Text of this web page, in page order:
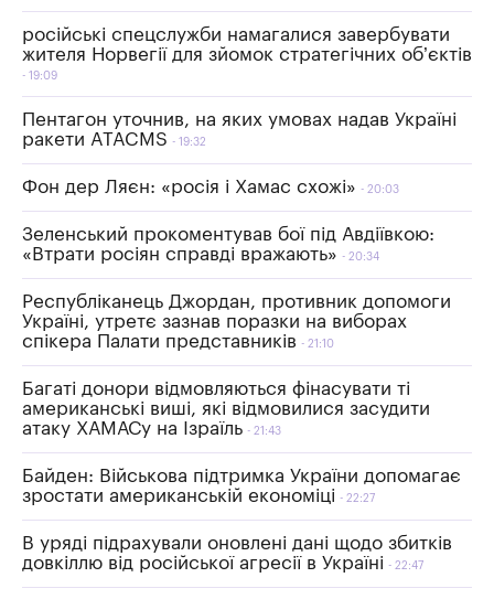
російські спецслужби намагалися завербувати
жителя Норвегії для зйомок стратегічних об’єктів
19:09
Пентагон уточнив, на яких умовах надав Україні
ракети ATACMS
19:32
Фон дер Ляєн: «росія і Хамас схожі» 20:03
Зеленський прокоментував бої під Авдіївкою:
«Втрати росіян справді вражають»
20:34
Республіканець Джордан, противник допомоги
Україні, утретє зазнав поразки на виборах
спікера Палати представників
21:10
Багаті донори відмовляються фінасувати ті
американські виші, які відмовилися засудити
атаку ХАМАСу на Ізраїль
21:43
Байден: Військова підтримка України допомагає
зростати американській економіці
22:27
В уряді підрахували оновлені дані щодо збитків
довкіллю від російської агресії в Україні
22:47